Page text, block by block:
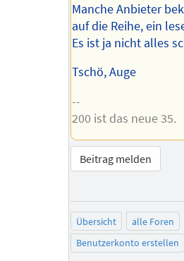
Manche Anbieter
auf die Reihe, ein
Es ist ja nicht alles
Tschö, Auge
--
200 ist das neue 35.
Beitrag melden
Übersicht alle Foren
Benutzerkonto erstellen